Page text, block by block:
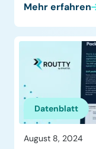
Mehr erfahren
Datenblatt
August 8, 2024